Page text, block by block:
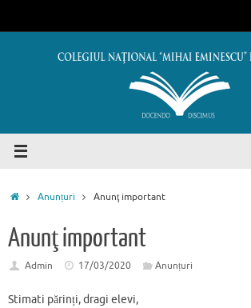
PrimaAnunțuri Anunţ important
Anunţ important
Admin 17/03/2020 Anunțuri
Stimati părinți, dragi elevi,